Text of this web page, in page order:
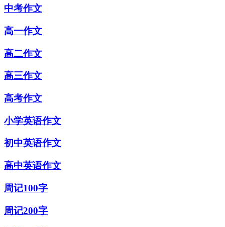
中考作文
高一作文
高二作文
高三作文
高考作文
小学英语作文
初中英语作文
高中英语作文
周记100字
周记200字